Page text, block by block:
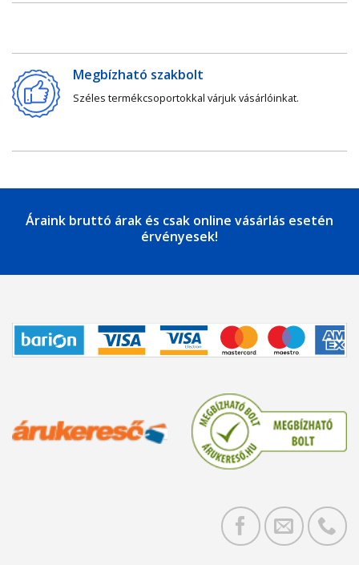
Megbízható szakbolt
Széles termékcsoportokkal várjuk vásárlóinkat.
Áraink bruttó árak és csak online vásárlás esetén
érvényesek!